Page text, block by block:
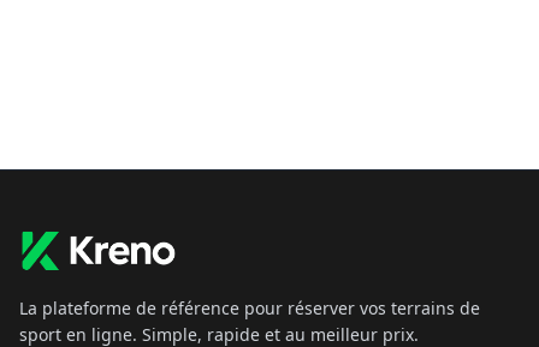
La plateforme de référence pour réserver vos terrains de
sport en ligne. Simple, rapide et au meilleur prix.